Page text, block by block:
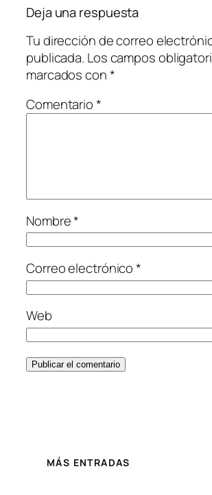
Deja una respuesta
Tu dirección de correo
publicada. Los campos
marcados con*
Comentario*
Nombre*
Correo electrónico*
Web
MÁS ENTRADAS